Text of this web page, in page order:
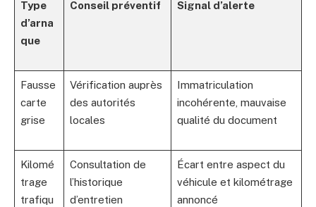
Type
d’arna
que
Conseil préventif Signal d’alerte
Fausse
carte
grise
Vérification auprès
des autorités
locales
Immatriculation
incohérente, mauvaise
qualité du document
Kilomé
trage
trafiqu
Consultation de
l’historique
d’entretien
Écart entre aspect du
véhicule et kilométrage
annoncé